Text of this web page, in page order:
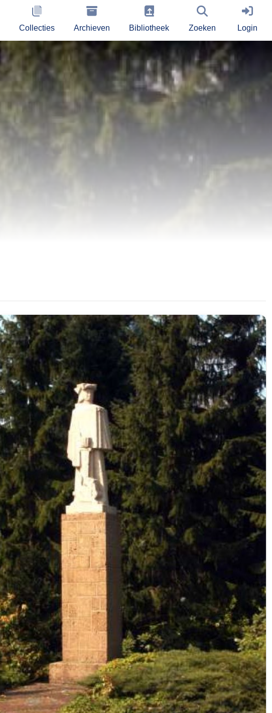
Collecties Archieven Bibliotheek Zoeken Login